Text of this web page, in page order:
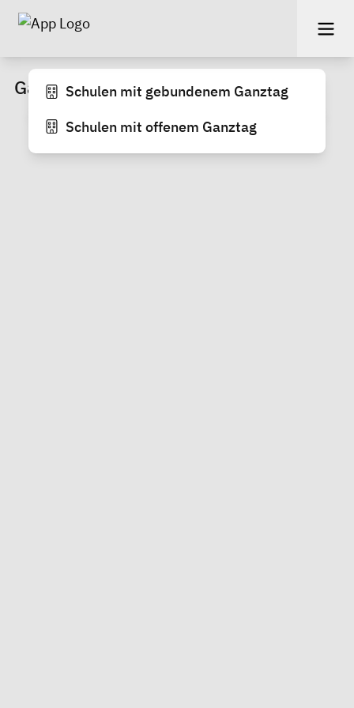
Ganztagsschulen
Schulen mit gebundenem Ganztag
Schulen mit offenem Ganztag